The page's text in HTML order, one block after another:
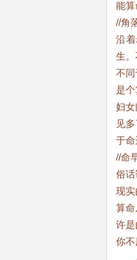
能算
//角
沿
生。
不
是个
妇女
见
于命
//命
俗
现实
算
许是
你不